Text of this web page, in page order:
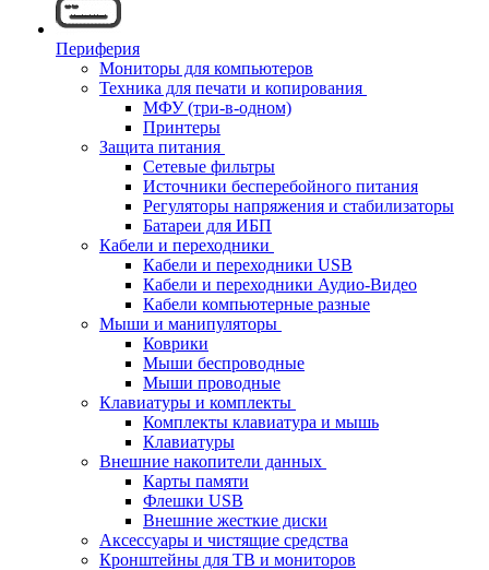
Периферия
Мониторы для компьютеров
Техника для печати и копирования
МФУ (три-в-одном)
Принтеры
Защита питания
Сетевые фильтры
Источники бесперебойного питания
Регуляторы напряжения и стабилизаторы
Батареи для ИБП
Кабели и переходники
Кабели и переходники USB
Кабели и переходники Аудио-Видео
Кабели компьютерные разные
Мыши и манипуляторы
Коврики
Мыши беспроводные
Мыши проводные
Клавиатуры и комплекты
Комплекты клавиатура и мышь
Клавиатуры
Внешние накопители данных
Карты памяти
Флешки USB
Внешние жесткие диски
Аксессуары и чистящие средства
Кронштейны для ТВ и мониторов